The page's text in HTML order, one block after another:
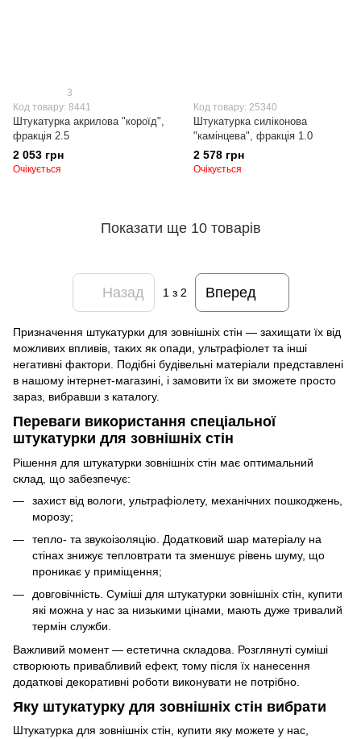
3
Код товару: 8441
Штукатурка акрилова "короїд",
фракція 2.5
2 053 грн
Очікується
Код товару: 25340
Штукатурка силіконова
"камінцева", фракція 1.0
2 578 грн
Очікується
Показати ще 10 товарів
Назад 1 з 2 Вперед
Призначення штукатурки для зовнішніх стін — захищати їх від
можливих впливів, таких як опади, ультрафіолет та інші
негативні фактори. Подібні будівельні матеріали представлені
в нашому інтернет-магазині, і замовити їх ви зможете просто
зараз, вибравши з каталогу.
Переваги використання спеціальної
штукатурки для зовнішніх стін
Рішення для штукатурки зовнішніх стін має оптимальний
склад, що забезпечує:
захист від вологи, ультрафіолету, механічних пошкоджень,
морозу;
тепло- та звукоізоляцію. Додатковий шар матеріалу на
стінах знижує тепловтрати та зменшує рівень шуму, що
проникає у приміщення;
довговічність. Суміші для штукатурки зовнішніх стін, купити
які можна у нас за низькими цінами, мають дуже тривалий
термін служби.
Важливий момент — естетична складова. Розглянуті суміші
створюють привабливий ефект, тому після їх нанесення
додаткові декоративні роботи виконувати не потрібно.
Яку штукатурку для зовнішніх стін вибрати
Штукатурка для зовнішніх стін, купити яку можете у нас,